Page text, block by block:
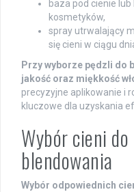
baza pod cienie
kosmetyków,
spray utrwalający
się cieni w ciągu
Przy wyborze pędzli do
jakość oraz miękkość
precyzyjne aplikowanie i
kluczowe dla uzyskania
Wybór cieni
blendowania
Wybór odpowiednich